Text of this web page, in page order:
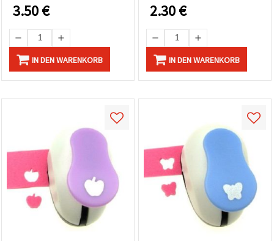
3.50€
IN DEN WARENKORB
2.30€
IN DEN WARENKORB